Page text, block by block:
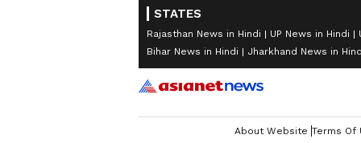
STATES
Rajasthan News in Hindi UP News in Hindi
Bihar News in Hindi
Jharkhand News in
About Website Terms Of